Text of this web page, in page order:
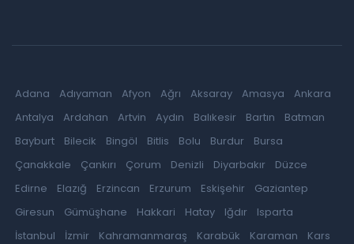
Adana Adıyaman Afyon Ağrı Aksaray Amasya
Ankara
Antalya
Ardahan Artvin Aydın Balıkesir Bartın
Batman
Bayburt
Bilecik Bingöl Bitlis Bolu Burdur
Bursa
Çanakkale
Çankırı Çorum Denizli Diyarbakır
Düzce
Edirne
Elazığ Erzincan Erzurum Eskişehir
Gaziantep
Giresun
Gümüşhane Hakkari Hatay Iğdır
Isparta
İstanbul
İzmir Kahramanmaraş Karabük Karaman
Kars